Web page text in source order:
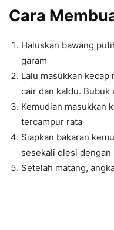
Cara
Haluskan bawang
garam
Lalu masukkan kecap
cair dan kaldu. Bubuk
Kemudian masukkan
tercampur rata
Siapkan bakaran
sesekali olesi dengan
Setelah matang,